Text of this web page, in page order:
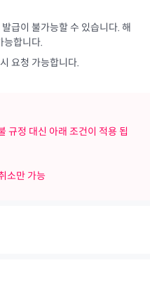
급이 불가능할 수 있습니다. 해
능합니다.
요청 가능합니다.
규정 대신 아래 조건이 적용 됩
소만 가능